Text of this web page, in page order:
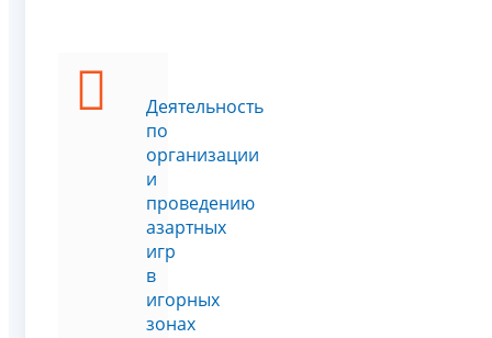
Деятельность
по
организации
и
проведению
азартных
игр
в
игорных
зонах